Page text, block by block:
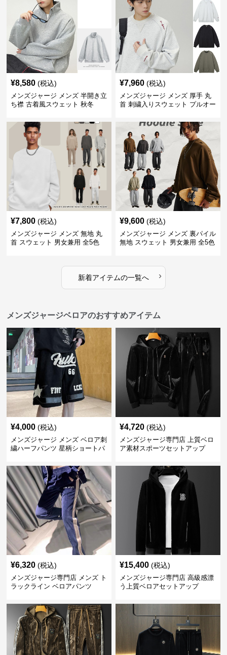
¥8,580 (税込)
メンズジャージ メンズ 半開き立
ち襟 古着風スウェット 秋冬
¥7,960 (税込)
メンズジャージ メンズ 厚手 丸
首 刺繍入りスウェット プルオー
¥7,800 (税込)
メンズジャージ メンズ 無地 丸
首 スウェット 男女兼用 全5色
¥9,600 (税込)
メンズジャージ メンズ 裏パイル
無地 スウェット 男女兼用 全5色
新着アイテムの一覧へ ›
メンズジャージベロアのおすすめアイテム
¥4,000 (税込)
メンズジャージ メンズ ベロア刺
繍ハーフパンツ 星柄ショートパ
¥4,720 (税込)
メンズジャージ専門店 上質ベロ
ア素材スポーツセットアップ
¥6,320 (税込)
メンズジャージ専門店 メンズ ト
ラックライン ベロアパンツ
¥15,400 (税込)
メンズジャージ専門店 高級感漂
う上質ベロアセットアップ